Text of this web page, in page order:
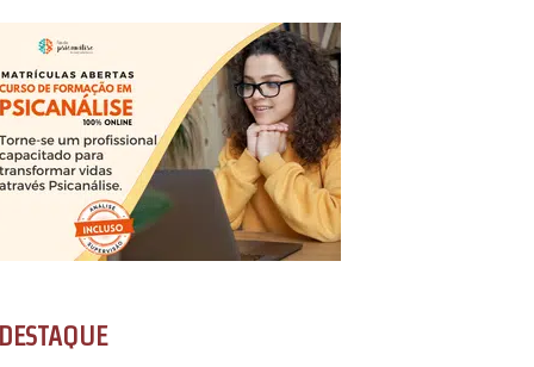
DESTAQUE